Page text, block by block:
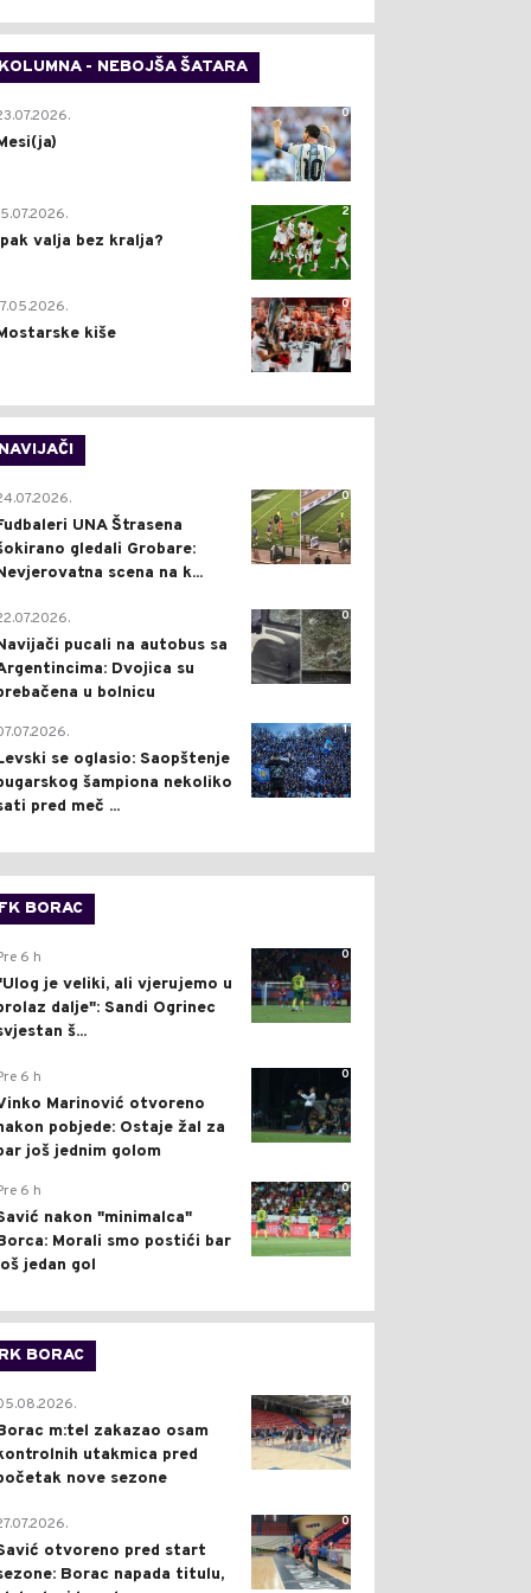
KOLUMNA - NEBOJŠA ŠATARA
0
2
valja bez kralja?
0
kiše
NAVIJAČI
0
UNA Štrasena
gledali Grobare:
scena na k...
0
pucali na autobus sa
Dvojica su
u bolnicu
1
se oglasio: Saopštenje
šampiona nekoliko
pred meč ...
FK BORAC
0
6 h
je veliki, ali vjerujemo u
dalje": Sandi Ogrinec
š...
0
6 h
Marinović otvoreno
pobjede: Ostaje žal za
još jednim golom
0
6 h
nakon "minimalca"
Morali smo postići bar
jedan gol
RK BORAC
0
m:tel zakazao osam
utakmica pred
nove sezone
0
otvoreno pred start
Borac napada titulu,